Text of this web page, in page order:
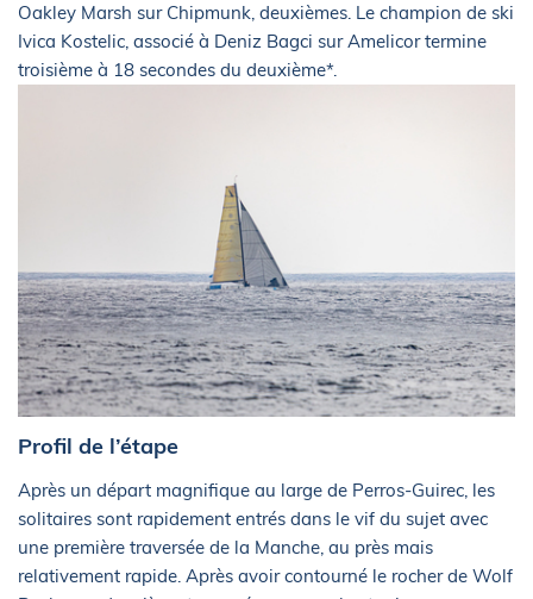
Oakley Marsh sur Chipmunk, deuxièmes. Le champion de ski
Ivica Kostelic, associé à Deniz Bagci sur Amelicor termine
troisième à 18 secondes du deuxième*.
Profil de l’étape
Après un départ magnifique au large de Perros-Guirec, les
solitaires sont rapidement entrés dans le vif du sujet avec
une première traversée de la Manche, au près mais
relativement rapide. Après avoir contourné le rocher de Wolf